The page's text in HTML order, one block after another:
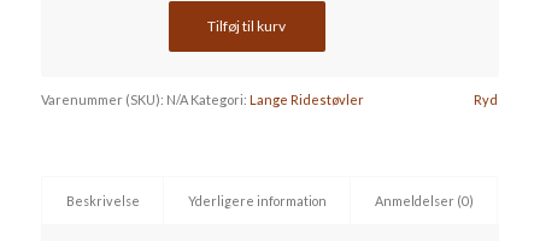
Ryd
Tilføj til kurv
Varenummer (SKU): N/A Kategori: Lange Ridestøvler
Beskrivelse Yderligere information Anmeldelser (0)